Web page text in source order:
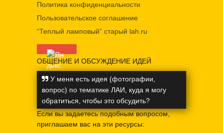
Политика конфиденциальности
Пользовательское соглашение
“Теплый ламповый” старый lah.ru
ОБЩЕНИЕ И ОБСУЖДЕНИЕ ИДЕЙ
У меня есть идея (фотографии,
вопрос) по тематике ЛАИ, куда я могу
обратиться, чтобы это обсудить?
Если вы задаетесь подобным вопросом,
приглашаем вас на эти ресурсы: